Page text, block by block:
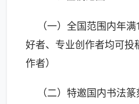
（一）全国范围内年满
好者、专业创作者均可投
作者）
（二）特邀国内书法篆